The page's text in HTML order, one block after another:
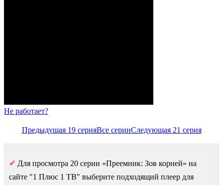
Не работает?
Предыдущая 19 серияВсе серииСледующая 21 серия
✔ Для просмотра 20 серии «Преемник: Зов корней» на
сайте "1 Плюс 1 ТВ" выберите подходящий плеер для